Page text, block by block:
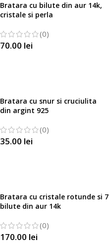
Bratara cu bilute din aur 14k,
cristale si perla
(0)
70.00 lei
Bratara cu snur si cruciulita
din argint 925
(0)
35.00 lei
Bratara cu cristale rotunde si 7
bilute din aur 14k
(0)
170.00 lei